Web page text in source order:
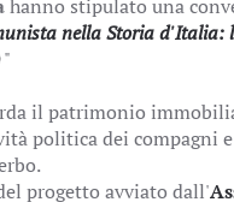
hanno stipulato una
nella Storia d'Italia:
"
il patrimonio
politica dei compagni
progetto avviato dall'